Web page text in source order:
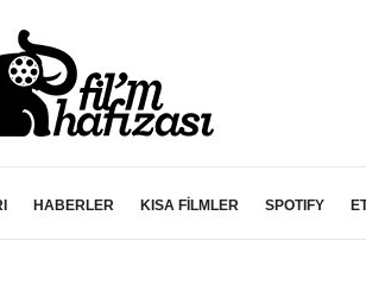
HABERLER KISA FİLMLER SPOTIFY